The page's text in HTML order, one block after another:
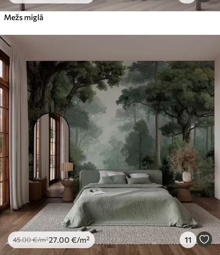
Mežs miglā
45.00€/m²27 .00 €/m² 11